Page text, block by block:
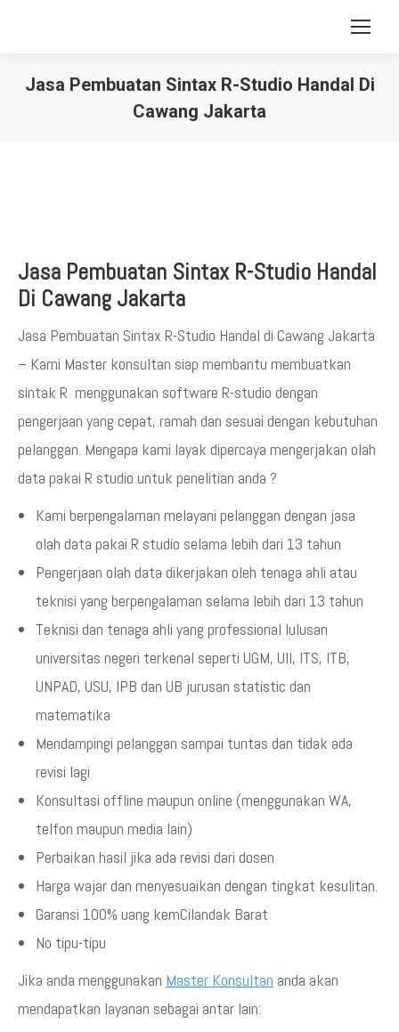
Jasa Pembuatan Sintax R-Studio Handal Di
Cawang Jakarta
Jasa Pembuatan Sintax R-Studio Handal
Di Cawang Jakarta
Jasa Pembuatan Sintax R-Studio Handal di Cawang Jakarta
– Kami Master konsultan siap membantu membuatkan
sintak R menggunakan software R-studio dengan
pengerjaan yang cepat, ramah dan sesuai dengan kebutuhan
pelanggan. Mengapa kami layak dipercaya mengerjakan olah
data pakai R studio untuk penelitian anda ?
Kami berpengalaman melayani pelanggan dengan jasa
olah data pakai R studio selama lebih dari 13 tahun
Pengerjaan olah data dikerjakan oleh tenaga ahli atau
teknisi yang berpengalaman selama lebih dari 13 tahun
Teknisi dan tenaga ahli yang professional lulusan
universitas negeri terkenal seperti UGM, UII, ITS, ITB,
UNPAD, USU, IPB dan UB jurusan statistic dan
matematika
Mendampingi pelanggan sampai tuntas dan tidak ada
revisi lagi
Konsultasi offline maupun online (menggunakan WA,
telfon maupun media lain)
Perbaikan hasil jika ada revisi dari dosen
Harga wajar dan menyesuaikan dengan tingkat kesulitan.
Garansi 100% uang kemCilandak Barat
No tipu-tipu
Jika anda menggunakan Master Konsultan anda akan
mendapatkan layanan sebagai antar lain: